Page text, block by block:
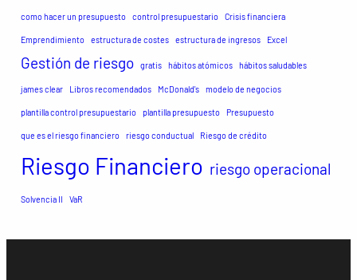
como hacer un presupuesto control presupuestario Crisis financiera
Emprendimiento estructura de costes estructura de ingresos Excel
Gestión de riesgo gratis hábitos atómicos hábitos saludables
james clear Libros recomendados McDonald's modelo de negocios
plantilla control presupuestario plantilla presupuesto Presupuesto
que es el riesgo financiero riesgo conductual Riesgo de crédito
Riesgo Financiero riesgo operacional
Solvencia II VaR